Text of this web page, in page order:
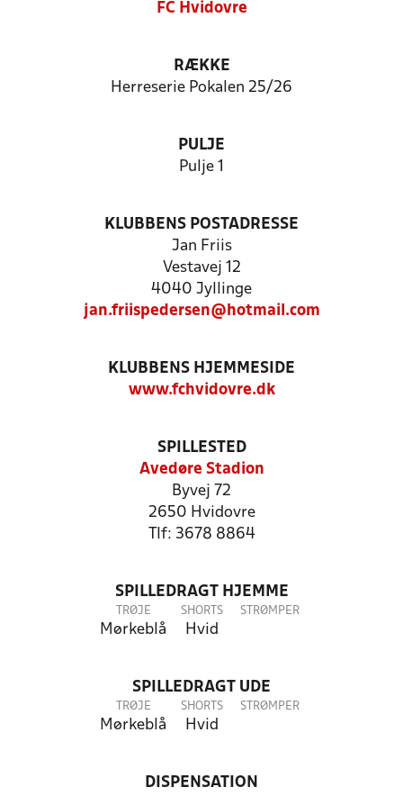
FC Hvidovre
RÆKKE
Herreserie Pokalen 25/26
PULJE
Pulje 1
KLUBBENS POSTADRESSE
Jan Friis
Vestavej 12
4040 Jyllinge
jan.friispedersen@hotmail.com
KLUBBENS HJEMMESIDE
www.fchvidovre.dk
SPILLESTED
Avedøre Stadion
Byvej 72
2650 Hvidovre
Tlf: 3678 8864
SPILLEDRAGT HJEMME
TRØJE
Mørkeblå
SHORTS
Hvid
STRØMPER
SPILLEDRAGT UDE
TRØJE
Mørkeblå
SHORTS
Hvid
STRØMPER
DISPENSATION